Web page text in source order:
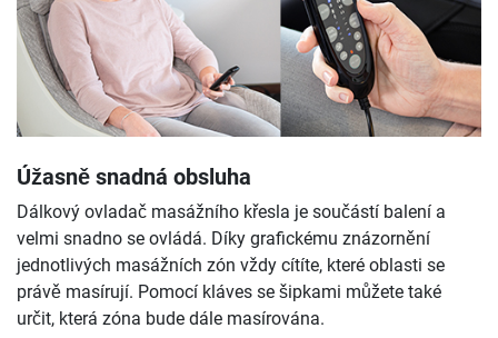
Úžasně snadná obsluha
Dálkový ovladač masážního křesla je součástí balení a
velmi snadno se ovládá. Díky grafickému znázornění
jednotlivých masážních zón vždy cítíte, které oblasti se
právě masírují. Pomocí kláves se šipkami můžete také
určit, která zóna bude dále masírována.